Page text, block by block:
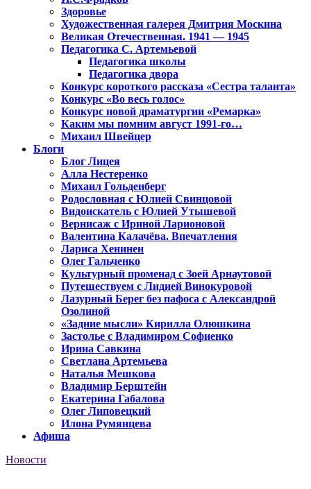
Здоровье
Художественная галерея Дмитрия Москина
Великая Отечественная. 1941 — 1945
Педагогика С. Артемьевой
Педагогика школы
Педагогика двора
Конкурс короткого рассказа «Сестра таланта»
Конкурс «Во весь голос»
Конкурс новой драматургии «Ремарка»
Каким мы помним август 1991-го…
Михаил Швейцер
Блоги
Блог Лицея
Алла Нестеренко
Михаил Гольденберг
Родословная с Юлией Свинцовой
Видоискатель с Юлией Утышевой
Вернисаж с Ириной Ларионовой
Валентина Калачёва. Впечатления
Лариса Хенинен
Олег Гальченко
Культурный променад с Зоей Арнаутовой
Путешествуем с Лидией Винокуровой
Лазурный Берег без пафоса с Александрой
Озолиной
«Задние мысли» Кирилла Олюшкина
Застолье с Владимиром Софиенко
Ирина Савкина
Светлана Артемьева
Наталья Мешкова
Владимир Берштейн
Екатерина Габалова
Олег Липовецкий
Илона Румянцева
Афиша
Новости